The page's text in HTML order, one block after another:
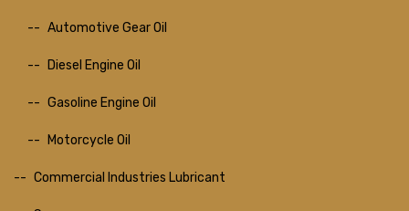
Automotive Gear Oil
Diesel Engine Oil
Gasoline Engine Oil
Motorcycle Oil
Commercial Industries Lubricant